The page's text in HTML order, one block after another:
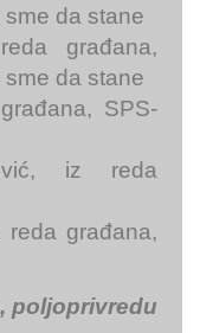
da stane
građana,
da stane
SPS-
iz reda
reda građana,
poljoprivredu